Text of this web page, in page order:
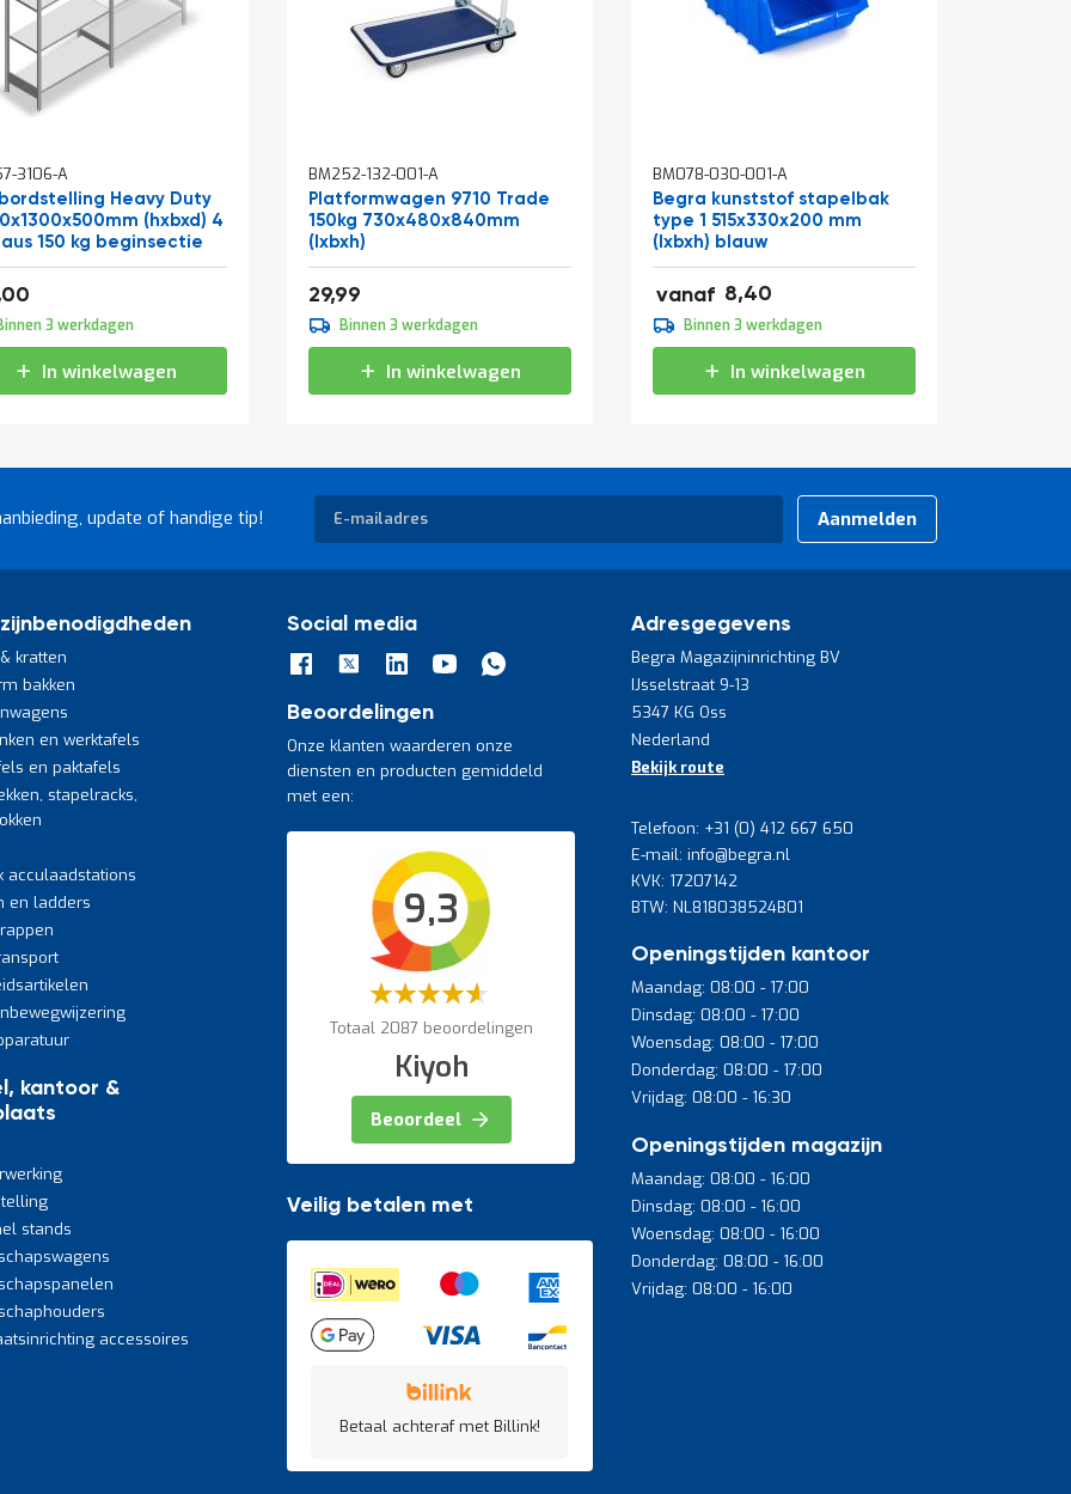
3106-A
Heavy Duty
(hxbxd) 4
150 kg beginsectie
3 werkdagen
In winkelwagen
BM252-132-001-A
Platformwagen 9710 Trade
150kg 730x480x840mm
(lxbxh)
29,99
winkelwagen
Binnen 3 werkdagen
In winkelwagen
BM078-030-001-A
Begra kunststof stapelbak
type 1 515x330x200 mm
(lxbxh) blauw
vanaf 8,40
10,16
9,30
11,25
winkelwagen
Binnen 3 werkdagen
In winkelwagen
update of handige tip!
Abonneer
op
onze
Aanmelden
kratten
bakken
en werktafels
en paktafels
stapelracks,
acculaadstations
en ladders
kantoor &
stands
accessoires
Social media
Beoordelingen
Onze klanten waarderen onze
diensten en producten gemiddeld
met een:
9,3
Waardering:
Totaal 2087 beoordelingen
Kiyoh
Beoordeel
Veilig betalen met
Betaal achteraf met Billink!
Adresgegevens
Begra Magazijninrichting BV
IJsselstraat 9-13
5347 KG Oss
Nederland
Bekijk route
Telefoon: +31 (0) 412 667 650
E-mail: info@begra.nl
KVK: 17207142
BTW: NL818038524B01
Openingstijden kantoor
Maandag: 08:00 - 17:00
Dinsdag: 08:00 - 17:00
Woensdag: 08:00 - 17:00
Donderdag: 08:00 - 17:00
Vrijdag: 08:00 - 16:30
Openingstijden magazijn
Maandag: 08:00 - 16:00
Dinsdag: 08:00 - 16:00
Woensdag: 08:00 - 16:00
Donderdag: 08:00 - 16:00
Vrijdag: 08:00 - 16:00